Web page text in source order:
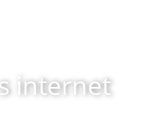
internet